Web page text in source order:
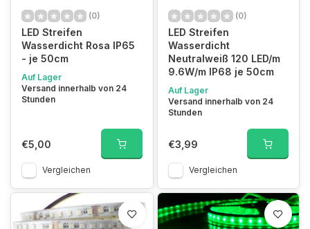
(0)
LED Streifen
Wasserdicht Rosa IP65
- je 50cm
Auf Lager
Versand innerhalb von 24
Stunden
€5,00
Vergleichen
(0)
LED Streifen
Wasserdicht
Neutralweiß 120 LED/m
9.6W/m IP68 je 50cm
Auf Lager
Versand innerhalb von 24
Stunden
€3,99
Vergleichen